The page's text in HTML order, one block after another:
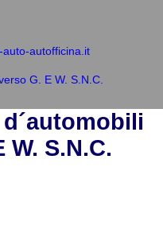
autofficina.it
G. E W. S.N.C.
W. S.N.C.